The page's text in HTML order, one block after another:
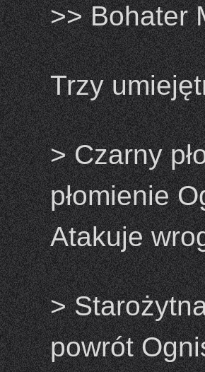
>> Bohater
Trzy
> Czarny
płomienie
Atakuje
>
powrót